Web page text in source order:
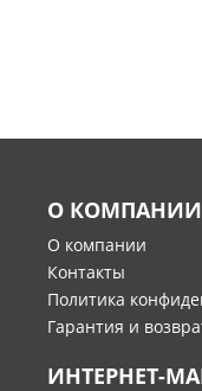
О КОМПАНИИ
О компании
Контакты
Политика
Гарантия и
ИНТЕРНЕТ-